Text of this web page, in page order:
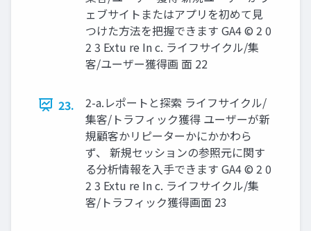
ェブサイトまたはアプリを初めて見
つけた方法を把握できます GA4 © 2 0
2 3 Extu re In c. ライフサイクル/集
客/ユーザー獲得画 面 22
23.
2-a.レポートと探索 ライフサイクル/
集客/トラフィック獲得 ユーザーが新
規顧客かリピーターかにかかわら
ず、 新規セッションの参照元に関す
る分析情報を入手できます GA4 © 2 0
2 3 Extu re In c. ライフサイクル/集
客/トラフィック獲得画面 23